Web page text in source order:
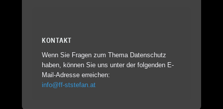
KONTAKT
Wenn Sie Fragen zum Thema Datenschutz
haben, können Sie uns unter der folgenden E-
Mail-Adresse erreichen:
info@ff-ststefan.at